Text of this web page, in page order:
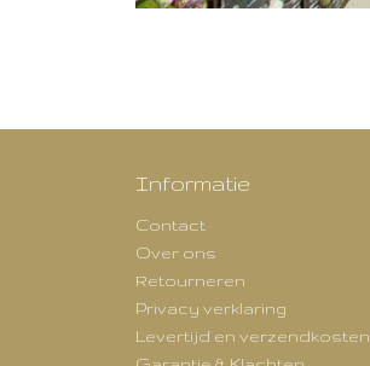
Informatie
Contact
Over ons
Retourneren
Privacy verklaring
Levertijd en verzendkosten